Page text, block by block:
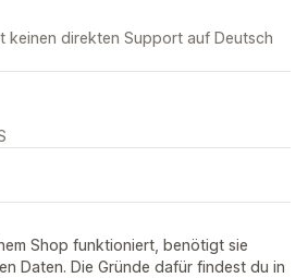
keinen direkten Support auf Deutsch
Shop funktioniert, benötigt sie
Daten. Die Gründe dafür findest du in